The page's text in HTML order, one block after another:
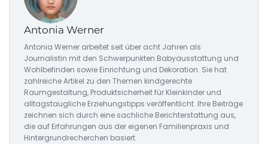
Antonia Werner
Antonia Werner arbeitet seit über acht Jahren als
Journalistin mit den Schwerpunkten Babyausstattung und
Wohlbefinden sowie Einrichtung und Dekoration. Sie hat
zahlreiche Artikel zu den Themen kindgerechte
Raumgestaltung, Produktsicherheit für Kleinkinder und
alltagstaugliche Erziehungstipps veröffentlicht. Ihre Beiträge
zeichnen sich durch eine sachliche Berichterstattung aus,
die auf Erfahrungen aus der eigenen Familienpraxis und
Hintergrundrecherchen basiert.